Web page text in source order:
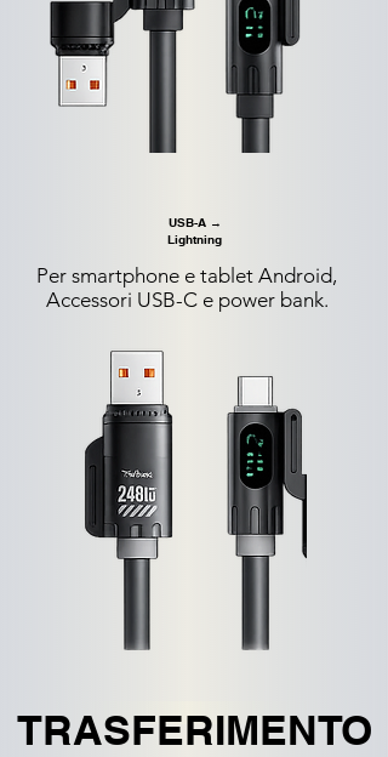
USB-A →
Lightning
Per smartphone e tablet Android,
Accessori USB-C e power bank.
TRASFERIMENTO